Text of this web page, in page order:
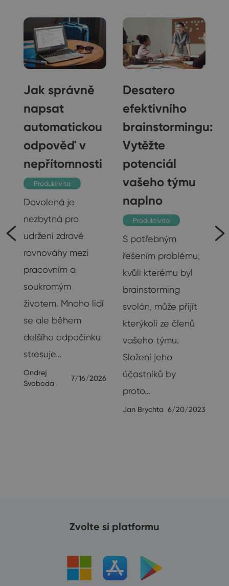
Jak správně
napsat
automatickou
odpověď v
nepřítomnosti
Produktivita
Dovolená je
nezbytná pro
udržení zdravé
rovnováhy mezi
pracovním a
soukromým
životem. Mnoho lidí
se ale během
delšího odpočinku
stresuje…
Ondrej
Svoboda
7/16/2026
Desatero
efektivního
brainstormingu:
Vytěžte
potenciál
vašeho týmu
naplno
Produktivita
S potřebným
řešením problému,
kvůli kterému byl
brainstorming
svolán, může přijít
kterýkoli ze členů
vašeho týmu.
Složení jeho
účastníků by
proto…
Jan Brychta 6/20/2023
Zvolte si platformu